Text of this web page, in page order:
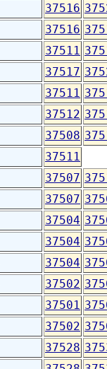
37516
37516
37511
37517
37511
37512
37508
37511
37507
37507
37504
37504
37504
37502
37501
37502
37528